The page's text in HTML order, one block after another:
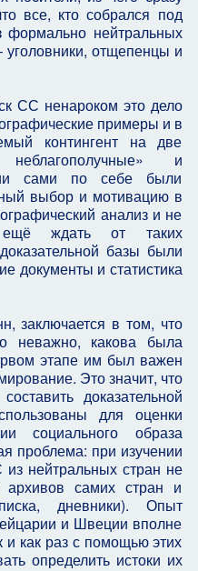
все, кто собрался под
нейтральных
отщепенцы и
СС ненароком это дело
примеры и в
контингент на две
неблагополучные» и
сами по себе были
выбор и мотивацию в
анализ и не
ждать от таких
базы были
документы и статистика
заключается в том, что
неважно, какова была
этапе им был важен
Это значит, что
доказательной
для оценки
социального образа
проблема: при изучении
нейтральных стран не
архивов самих стран и
дневники). Опыт
и Швеции вполне
и как раз с помощью этих
определить истоки их